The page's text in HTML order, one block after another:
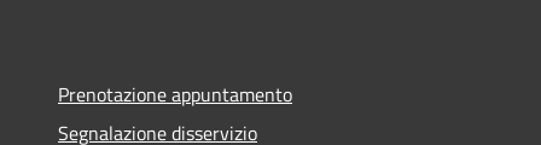
Prenotazione appuntamento
Segnalazione disservizio